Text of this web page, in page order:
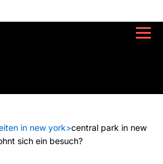
in new york>central park in new
sich ein besuch?